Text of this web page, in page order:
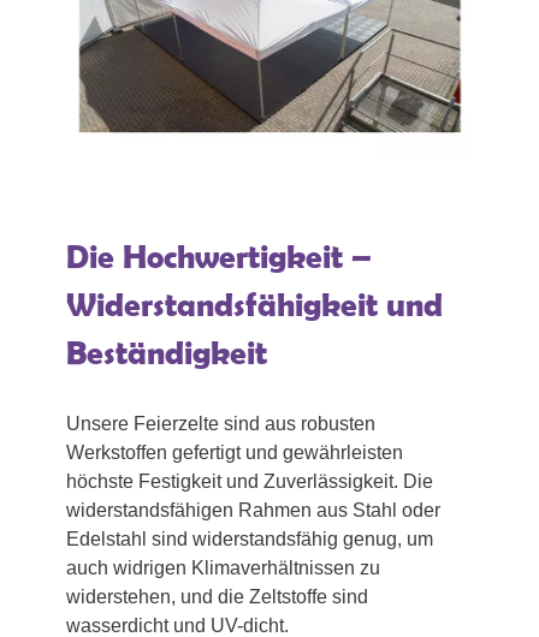
Die Hochwertigkeit –
Widerstandsfähigkeit und
Beständigkeit
Unsere Feierzelte sind aus robusten
Werkstoffen gefertigt und gewährleisten
höchste Festigkeit und Zuverlässigkeit. Die
widerstandsfähigen Rahmen aus Stahl oder
Edelstahl sind widerstandsfähig genug, um
auch widrigen Klimaverhältnissen zu
widerstehen, und die Zeltstoffe sind
wasserdicht und UV-dicht.